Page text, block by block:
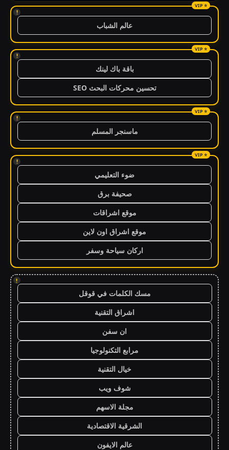
!
عالم الشباب
!
باقة باك لينك
تحسين محركات البحث SEO
!
ماسنجر المسلم
!
ضوء التعليمي
صحيفة برق
موقع اشراقات
موقع اشراق اون لاين
اركان سياحة وسفر
!
مسك الكلمات في قوقل
اشراق التقنية
ان سفن
مرابع التكنولوجيا
خيال التقنية
شوف ويب
مجلة الاسهم
الشرقية الاقتصادية
عالم الايفون